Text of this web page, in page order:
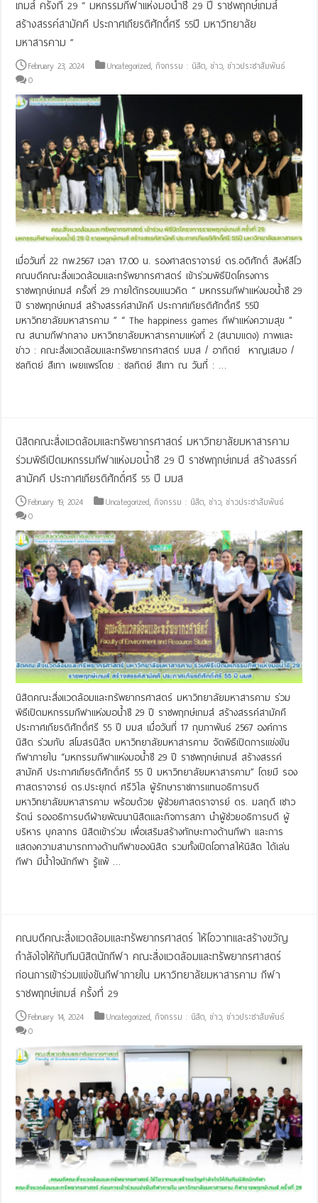
เกมส์ ครั้งที่ 29 “ มหกรรมกีฬาแห่งมอน้ำชี 29 ปี ราชพฤกษ์เกมส์
สร้างสรรค์สามัคคี ประกาศเกียรติศักดิ์์ศรี 55ปี มหาวิทยาลัย
มหาสารคาม ”
February 23, 2024 Uncategorized,กิจกรรม : นิสิต,ข่าว,ข่าวประชาสัมพันธ์
0
เมื่อวันที่ 22 กพ.2567 เวลา 17.00 น. รองศาสตราจารย์ ดร.อดิศักดิ์ สิงห์สีโว
คณบดีคณะสิ่งแวดล้อมและทรัพยากรศาสตร์ เข้าร่วมพิธีปิดโครงการ
ราชพฤกษ์เกมส์ ครั้งที่ 29 ภายใต้กรอบแนวคิด “ มหกรรมกีฬาแห่งมอน้ำชี 29
ปี ราชพฤกษ์เกมส์ สร้างสรรค์สามัคคี ประกาศเกียรติศักดิ์์ศรี 55ปี
มหาวิทยาลัยมหาสารคาม ” “ The happiness games กีฬาแห่งความสุข ”
ณ สนามกีฬากลาง มหาวิทยาลัยมหาสารคามแห่งที่ 2 (สนามแดง) ภาพและ
ข่าว : คณะสิ่งแวดล้อมและทรัพยากรศาสตร์ มมส / อาทิตย์ หาญเสมอ /
ชลทิตย์ สีเทา เผยแพร่โดย : ชลทิตย์ สีเทา ณ วันที่ : …
นิสิตคณะสิ่งแวดล้อมและทรัพยากรศาสตร์ มหาวิทยาลัยมหาสารคาม
ร่วมพิธีเปิดมหกรรมกีฬาแห่งมอน้ำชี 29 ปี ราชพฤกษ์เกมส์ สร้างสรรค์
สามัคคี ประกาศเกียรติศักดิ์ศรี 55 ปี มมส
February 19, 2024 Uncategorized,กิจกรรม : นิสิต,ข่าว,ข่าวประชาสัมพันธ์
0
นิสิตคณะสิ่งแวดล้อมและทรัพยากรศาสตร์ มหาวิทยาลัยมหาสารคาม ร่วม
พิธีเปิดมหกรรมกีฬาแห่งมอน้ำชี 29 ปี ราชพฤกษ์เกมส์ สร้างสรรค์สามัคคี
ประกาศเกียรติศักดิ์ศรี 55 ปี มมส เมื่อวันที่ 17 กุมภาพันธ์ 2567 องค์การ
นิสิต ร่วมกับ สโมสรนิสิต มหาวิทยาลัยมหาสารคาม จัดพิธีเปิดการแข่งขัน
กีฬาภายใน “มหกรรมกีฬาแห่งมอน้ำชี 29 ปี ราชพฤกษ์เกมส์ สร้างสรรค์
สามัคคี ประกาศเกียรติศักดิ์ศรี 55 ปี มหาวิทยาลัยมหาสารคาม” โดยมี รอง
ศาสตราจารย์ ดร.ประยุกต์ ศรีวิไล ผู้รักษาราชการแทนอธิการบดี
มหาวิทยาลัยมหาสารคาม พร้อมด้วย ผู้ช่วยศาสตราจารย์ ดร. มลฤดี เชาว
รัตน์ รองอธิการบดีฝ่ายพัฒนานิสิตและกิจการสภา นำผู้ช่วยอธิการบดี ผู้
บริหาร บุคลากร นิสิตเข้าร่วม เพื่อเสริมสร้างทักษะทางด้านกีฬา และการ
แสดงความสามารถทางด้านกีฬาของนิสิต รวมทั้งเปิดโอกาสให้นิสิต ได้เล่น
กีฬา มีน้ำใจนักกีฬา รู้แพ้ …
คณบดีคณะสิ่งแวดล้อมและทรัพยากรศาสตร์ ให้โอวาทและสร้างขวัญ
กำลังใจให้กับทีมนิสิตนักกีฬา คณะสิ่งแวดล้อมและทรัพยากรศาสตร์
ก่อนการเข้าร่วมแข่งขันกีฬาภายใน มหาวิทยาลัยมหาสารคาม กีฬา
ราชพฤกษ์เกมส์ ครั้งที่ 29
February 14, 2024 Uncategorized,กิจกรรม : นิสิต,ข่าว,ข่าวประชาสัมพันธ์
0